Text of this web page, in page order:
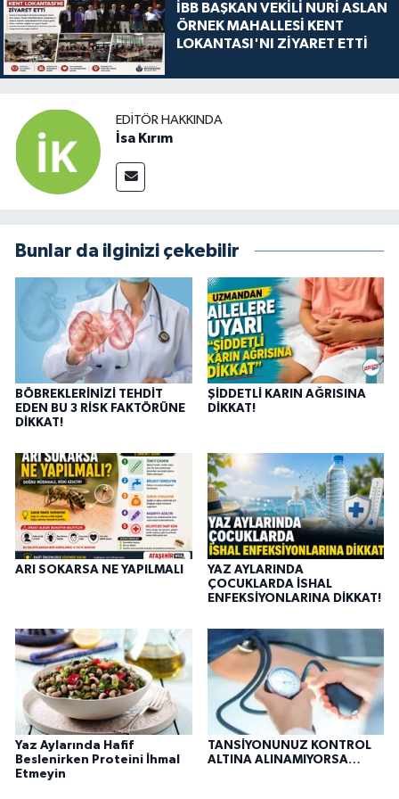
İBB BAŞKAN VEKİLİ NURİ ASLAN
ÖRNEK MAHALLESİ KENT
LOKANTASI'NI ZİYARET ETTİ
EDITÖR HAKKINDA
İsa Kırım
Bunlar da ilginizi çekebilir
BÖBREKLERİNİZİ TEHDİT
EDEN BU 3 RİSK FAKTÖRÜNE
DİKKAT!
ŞİDDETLİ KARIN AĞRISINA
DİKKAT!
ARI SOKARSA NE YAPILMALI
YAZ AYLARINDA
ÇOCUKLARDA İSHAL
ENFEKSİYONLARINA DİKKAT!
Yaz Aylarında Hafif
Beslenirken Proteini İhmal
Etmeyin
TANSİYONUNUZ KONTROL
ALTINA ALINAMIYORSA…